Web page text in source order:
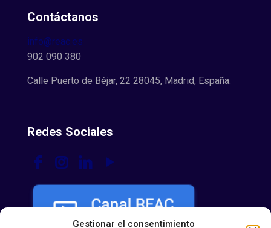
Gestionar el consentimiento
Contáctanos
info@reac.es
902 090 380
Calle Puerto de Béjar, 22 28045, Madrid, España.
Redes Sociales